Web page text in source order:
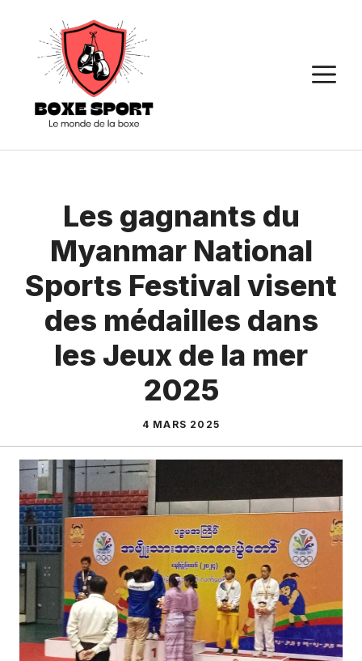
contenu
Les gagnants du
Myanmar National
Sports Festival visent
des médailles dans
les Jeux de la mer
2025
4 MARS 2025